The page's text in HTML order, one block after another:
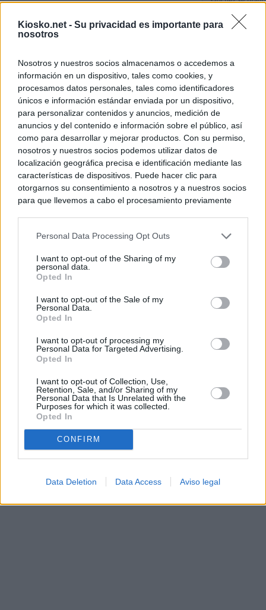
Kiosko.net - Su privacidad es importante para
nosotros
Nosotros y nuestros socios almacenamos o accedemos a
información en un dispositivo, tales como cookies, y
procesamos datos personales, tales como identificadores
únicos e información estándar enviada por un dispositivo,
para personalizar contenidos y anuncios, medición de
anuncios y del contenido e información sobre el público, así
como para desarrollar y mejorar productos. Con su permiso,
nosotros y nuestros socios podemos utilizar datos de
localización geográfica precisa e identificación mediante las
características de dispositivos. Puede hacer clic para
otorgarnos su consentimiento a nosotros y a nuestros socios
para que llevemos a cabo el procesamiento previamente
negar su consentimiento. Tenga en cuenta que algún
de su consentimiento, pero usted tiene el derecho de
rechazar tal procesamiento. Sus preferencias se aplicarán
cualquier momento entrando de nuevo en este sitio web o
visitando nuestra política de privacidad.
Personal Data Processing Opt Outs
I want to opt-out of the Sharing of my
personal data.
Opted In
I want to opt-out of the Sale of my
Personal Data.
Opted In
I want to opt-out of processing my
Personal Data for Targeted Advertising.
Opted In
I want to opt-out of Collection, Use,
Retention, Sale, and/or Sharing of my
Personal Data that Is Unrelated with the
Purposes for which it was collected.
Opted In
CONFIRM
Data Deletion Data Access Aviso legal
Sánchez
© Kiosko.net Aviso Legal Privacidad y Cookies